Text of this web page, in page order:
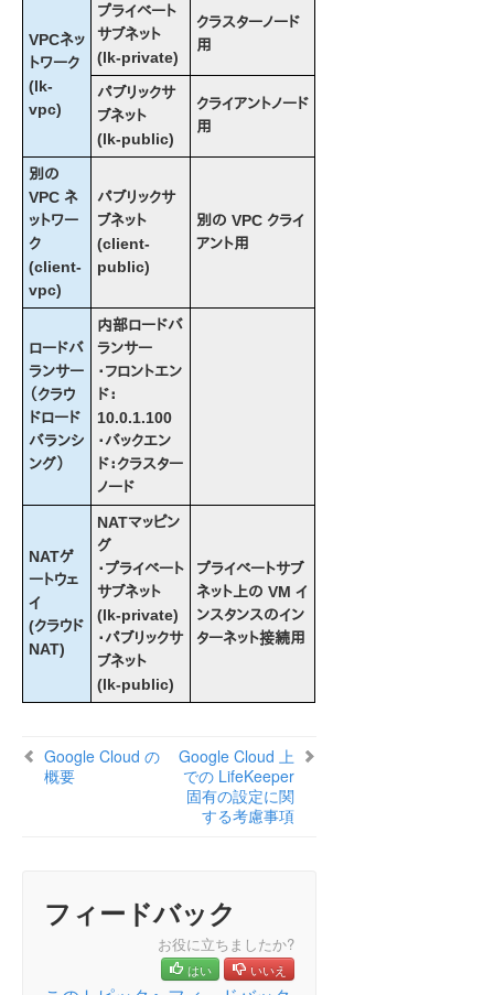
VPCネッ
トワーク
(lk-
vpc)
プライベート
サブネット
(lk-private)
クラスターノード
用
パブリックサ
ブネット
(lk-public)
クライアントノード
用
別の
VPC ネ
ットワー
ク
(client-
vpc)
パブリックサ
ブネット
(client-
public)
別の VPC クライ
アント用
ロードバ
ランサー
（クラウ
ドロード
バランシ
ング）
内部ロードバ
ランサー
・フロントエン
ド：
10.0.1.100
・バックエン
ド：クラスター
ノード
NATゲ
ートウェ
イ
(クラウド
NAT)
NATマッピン
グ
・プライベート
サブネット
(lk-private)
・パブリックサ
ブネット
(lk-public)
プライベートサブ
ネット上の VM イ
ンスタンスのイン
ターネット接続用
Google Cloud の
概要
Google Cloud 上
での LifeKeeper
固有の設定に関
する考慮事項
フィードバック
お役に立ちましたか?
はい いいえ